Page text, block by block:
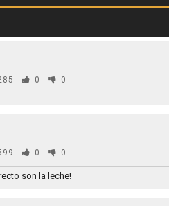
0 0
0 0
son la leche!